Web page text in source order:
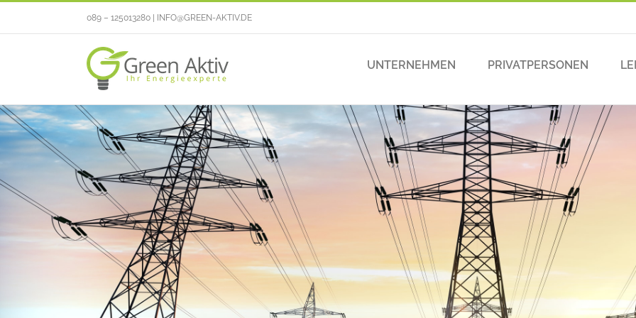
089 – 125013280 | INFO@GREEN-AKTIV.DE
UNTERNEHMEN PRIVATPERSONEN